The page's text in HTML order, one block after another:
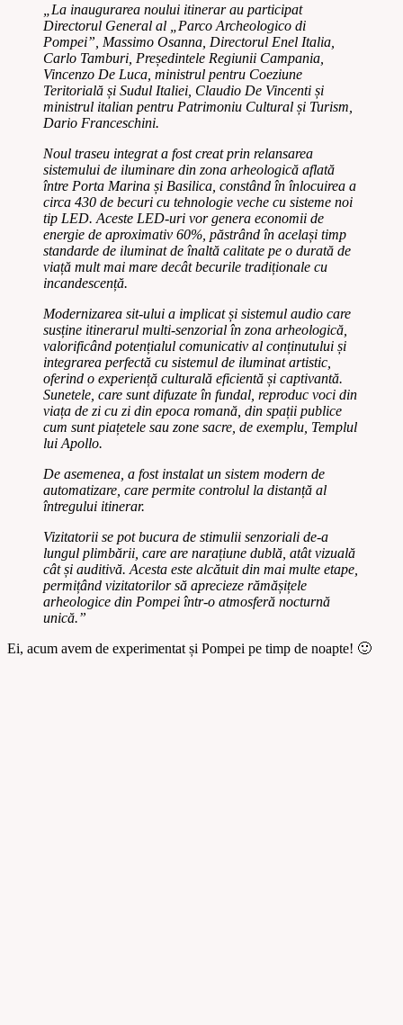
„La inaugurarea noului itinerar au participat
Directorul General al „Parco Archeologico di
Pompei”, Massimo Osanna, Directorul Enel Italia,
Carlo Tamburi, Președintele Regiunii Campania,
Vincenzo De Luca, ministrul pentru Coeziune
Teritorială și Sudul Italiei, Claudio De Vincenti și
ministrul italian pentru Patrimoniu Cultural și Turism,
Dario Franceschini.
Noul traseu integrat a fost creat prin relansarea
sistemului de iluminare din zona arheologică aflată
între Porta Marina și Basilica, constând în înlocuirea a
circa 430 de becuri cu tehnologie veche cu sisteme noi
tip LED. Aceste LED-uri vor genera economii de
energie de aproximativ 60%, păstrând în același timp
standarde de iluminat de înaltă calitate pe o durată de
viață mult mai mare decât becurile tradiționale cu
incandescență.
Modernizarea sit-ului a implicat și sistemul audio care
susține itinerarul multi-senzorial în zona arheologică,
valorificând potențialul comunicativ al conținutului și
integrarea perfectă cu sistemul de iluminat artistic,
oferind o experiență culturală eficientă și captivantă.
Sunetele, care sunt difuzate în fundal, reproduc voci din
viața de zi cu zi din epoca romană, din spații publice
cum sunt piațetele sau zone sacre, de exemplu, Templul
lui Apollo.
De asemenea, a fost instalat un sistem modern de
automatizare, care permite controlul la distanță al
întregului itinerar.
Vizitatorii se pot bucura de stimulii senzoriali de-a
lungul plimbării, care are narațiune dublă, atât vizuală
cât și auditivă. Acesta este alcătuit din mai multe etape,
permițând vizitatorilor să aprecieze rămășițele
arheologice din Pompei într-o atmosferă nocturnă
unică.”
Ei, acum avem de experimentat și Pompei pe timp de noapte! 🙂